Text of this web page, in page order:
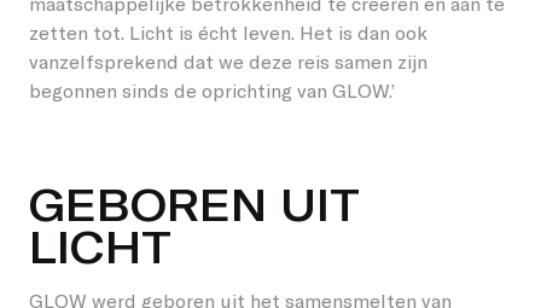
zetten tot. Licht is écht leven. Het is dan ook
vanzelfsprekend dat we deze reis samen zijn
begonnen sinds de oprichting van GLOW.’
GEBOREN UIT
LICHT
GLOW werd geboren uit het samensmelten van